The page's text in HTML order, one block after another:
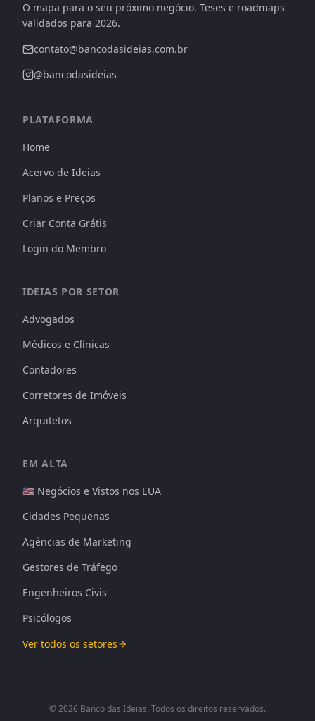
O mapa para o seu próximo negócio. Teses e roadmaps
validados para 2026.
contato@bancodasideias.com.br
@bancodasideias
PLATAFORMA
Home
Acervo de Ideias
Planos e Preços
Criar Conta Grátis
Login do Membro
IDEIAS POR SETOR
Advogados
Médicos e Clínicas
Contadores
Corretores de Imóveis
Arquitetos
EM ALTA
🇺🇸 Negócios e Vistos nos EUA
Cidades Pequenas
Agências de Marketing
Gestores de Tráfego
Engenheiros Civis
Psicólogos
Ver todos os setores
© 2026 Banco das Ideias. Todos os direitos reservados.